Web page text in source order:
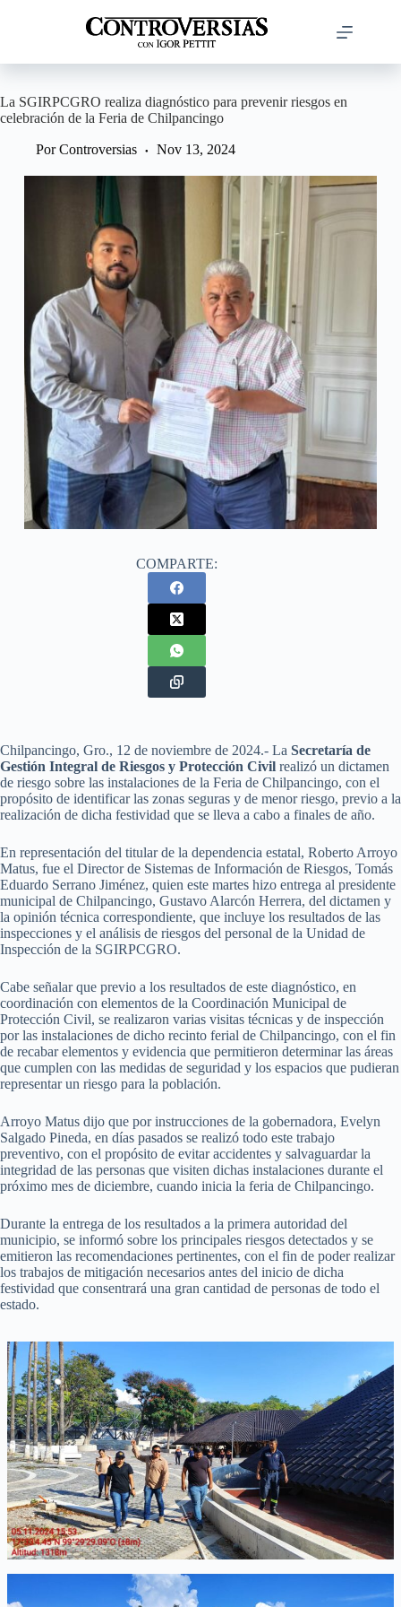
La SGIRPCGRO realiza diagnóstico para prevenir riesgos en
celebración de la Feria de Chilpancingo
Por Controversias Nov 13, 2024
COMPARTE:
Chilpancingo, Gro., 12 de noviembre de 2024.- La Secretaría de
Gestión Integral de Riesgos y Protección Civil realizó un dictamen
de riesgo sobre las instalaciones de la Feria de Chilpancingo, con el
propósito de identificar las zonas seguras y de menor riesgo, previo a la
realización de dicha festividad que se lleva a cabo a finales de año.
En representación del titular de la dependencia estatal, Roberto Arroyo
Matus, fue el Director de Sistemas de Información de Riesgos, Tomás
Eduardo Serrano Jiménez, quien este martes hizo entrega al presidente
municipal de Chilpancingo, Gustavo Alarcón Herrera, del dictamen y
la opinión técnica correspondiente, que incluye los resultados de las
inspecciones y el análisis de riesgos del personal de la Unidad de
Inspección de la SGIRPCGRO.
Cabe señalar que previo a los resultados de este diagnóstico, en
coordinación con elementos de la Coordinación Municipal de
Protección Civil, se realizaron varias visitas técnicas y de inspección
por las instalaciones de dicho recinto ferial de Chilpancingo, con el fin
de recabar elementos y evidencia que permitieron determinar las áreas
que cumplen con las medidas de seguridad y los espacios que pudieran
representar un riesgo para la población.
Arroyo Matus dijo que por instrucciones de la gobernadora, Evelyn
Salgado Pineda, en días pasados se realizó todo este trabajo
preventivo, con el propósito de evitar accidentes y salvaguardar la
integridad de las personas que visiten dichas instalaciones durante el
próximo mes de diciembre, cuando inicia la feria de Chilpancingo.
Durante la entrega de los resultados a la primera autoridad del
municipio, se informó sobre los principales riesgos detectados y se
emitieron las recomendaciones pertinentes, con el fin de poder realizar
los trabajos de mitigación necesarios antes del inicio de dicha
festividad que consentrará una gran cantidad de personas de todo el
estado.